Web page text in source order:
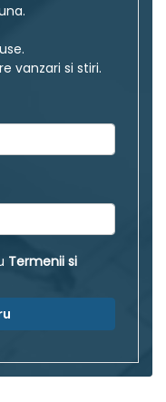
vanzari si stiri.
Termenii si